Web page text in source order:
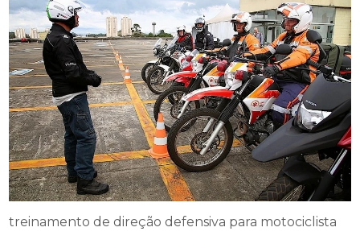
treinamento de direção defensiva para motociclista